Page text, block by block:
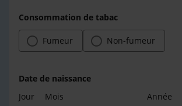
Consommation de tabac
Fumeur Non-fumeur
Date de naissance
Jour
Mois Année